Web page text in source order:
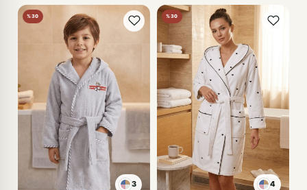
%30
3
%30
4
KIRMIZI